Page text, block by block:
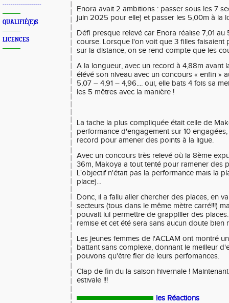
-------------------
QUALIFIÉ(E)S
LICENCES
Enora avait 2 ambitions : passer sous les 7
juin 2025 pour elle) et passer les 5,00m à la
Défi presque relevé car Enora réalise 7,01
course. Lorsque l'on voit que 3 filles faisaient
sur la distance, on se rend compte que les
A la longueur, avec un record à 4,88m avant
élévé son niveau avec un concours « enfin »
5,07 – 4,91 – 4,96.... oui, elle bats 4 fois sa
les 5 mêtres avec la manière !
La tache la plus compliquée était celle de
performance d'engagement sur 10
record pour amener des points à la ligue.
Avec un concours très relevé où la 8ème
36m, Makoya a tout tenté pour ramener des
L'objectif n'était pas la performance mais la
place)...
Donc, il a fallu aller chercher des places, en
secteurs (tous dans le même mètre carré!!!)
pouvait lui permettre de grappiller des
remise et cet été sera sans aucun doute bien
Les jeunes femmes de l'ACLAM ont montré
battant sans complexe, donnant le meilleur
pouvons qu'être fier de leurs perfomances.
Clap de fin du la saison hivernale !
estivale !!!
les Réactions